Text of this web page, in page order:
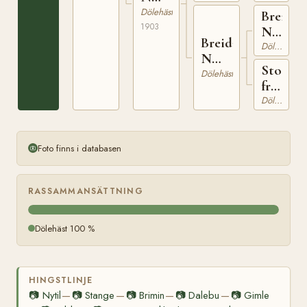
2600
Dölehäst
1903
Breida
N
380
Dölehäst
Breilegg
N
287
Dölehäst
Sto
från
Hauge
Dölehäst
Foto finns i databasen
RASSAMMANSÄTTNING
Dölehäst 100 %
HINGSTLINJE
📷 Nytil— 📷Stange — 📷 Brimin— 📷 Dalebu — 📷Gimle